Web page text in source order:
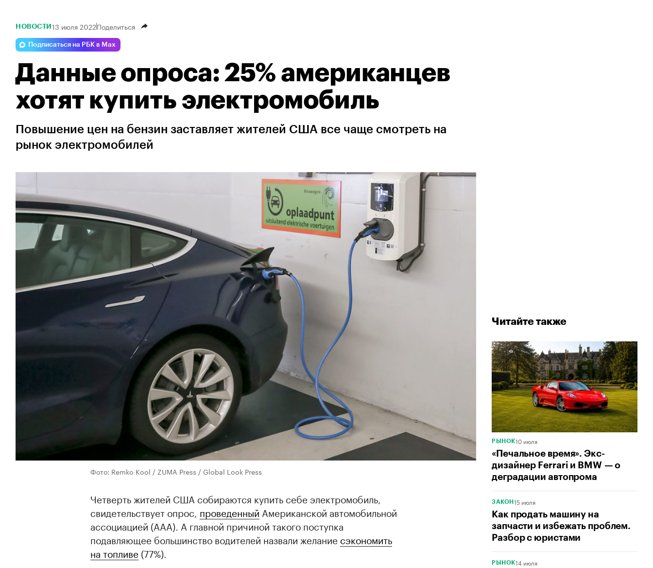
Читайте также
РЫНОК10 июля
«Печальное время». Экс-
дизайнер Ferrari и BMW — о
деградации автопрома
ЗАКОН 15 июля
Как продать машину на
запчасти и избежать проблем.
Разбор с юристами
РЫНОК14 июля
НОВОСТИ 13 июля 2022Поделиться
Подписаться на РБК в Max
Данные опроса: 25% американцев
хотят купить электромобиль
Повышение цен на бензин заставляет жителей США все чаще смотреть на
рынок электромобилей
Фото: Remko Kool / ZUMA Press / Global Look Press
Четверть жителей США собираются купить себе электромобиль,
свидетельствует опрос, проведенный Американской автомобильной
ассоциацией (ААА). А главной причиной такого поступка
подавляющее большинство водителей назвали желание сэкономить
на топливе (77%).